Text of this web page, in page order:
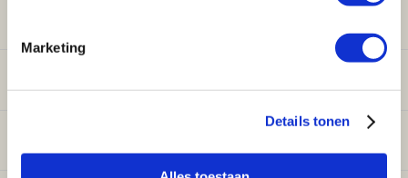
Marketing
Details tonen